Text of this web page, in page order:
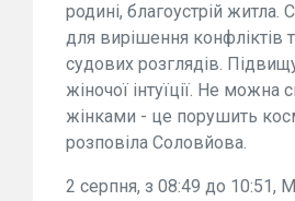
родині, благоустрій житла.
для вирішення конфліктів
судових розглядів.
жіночої інтуїції. Не можна
жінками - це порушить
розповіла Соловйова.
2 серпня, з 08:49 до 10:51,